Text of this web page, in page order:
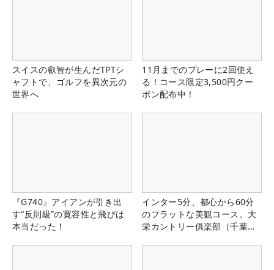
スイスの叡智が生んだTPTシ
ャフトで、ゴルフを異次元の
世界へ
11月までのプレーに2回使え
る！コース限定3,500円クー
ポン配布中！
『G740』アイアンが引き出
す“反則級”の寛容性と飛びは
本当だった！
インター5分、都心から60分
のフラットな美観コース。大
栄カントリー俱楽部（千葉